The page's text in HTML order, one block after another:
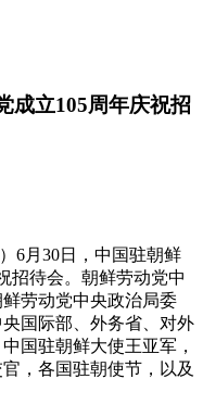
成立105周年庆祝招
月30日，中国驻朝鲜
招待会。朝鲜劳动党中
劳动党中央政治局委
国际部、外务省、对外
国驻朝鲜大使王亚军，
，各国驻朝使节，以及